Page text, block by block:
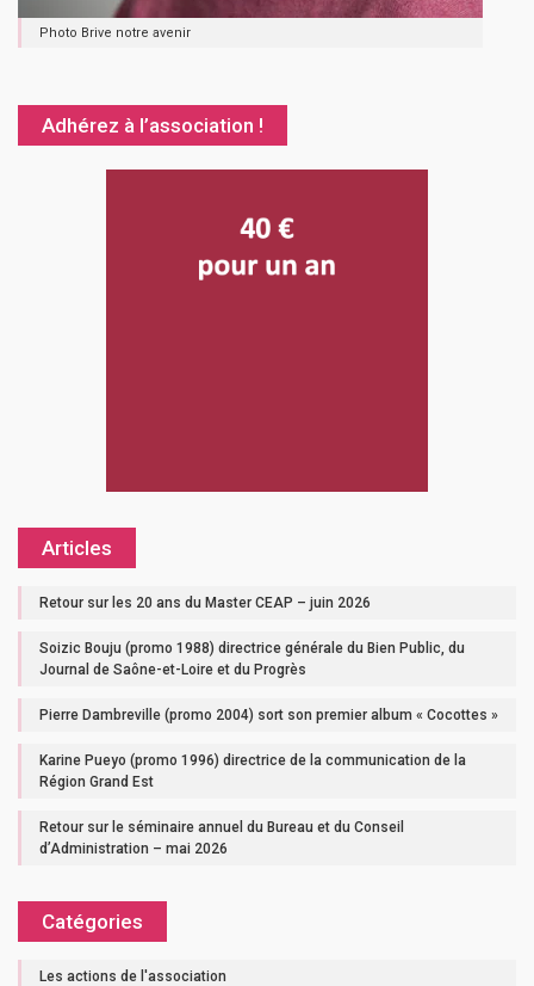
Photo Brive notre avenir
Adhérez à l’association !
Articles
Retour sur les 20 ans du Master CEAP – juin 2026
Soizic Bouju (promo 1988) directrice générale du Bien Public, du
Journal de Saône-et-Loire et du Progrès
Pierre Dambreville (promo 2004) sort son premier album « Cocottes »
Karine Pueyo (promo 1996) directrice de la communication de la
Région Grand Est
Retour sur le séminaire annuel du Bureau et du Conseil
d’Administration – mai 2026
Catégories
Les actions de l'association